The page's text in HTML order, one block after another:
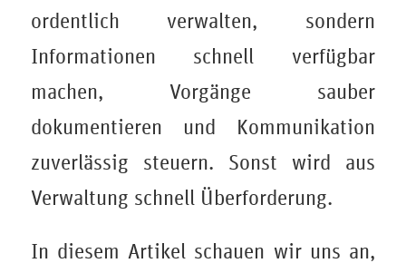
ordentlich verwalten, sondern
Informationen schnell verfügbar
machen, Vorgänge sauber
dokumentieren und Kommunikation
zuverlässig steuern. Sonst wird aus
Verwaltung schnell Überforderung.
In diesem Artikel schauen wir uns an,